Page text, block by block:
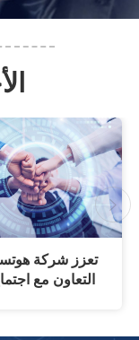
تعزز شركة
التعاون مع